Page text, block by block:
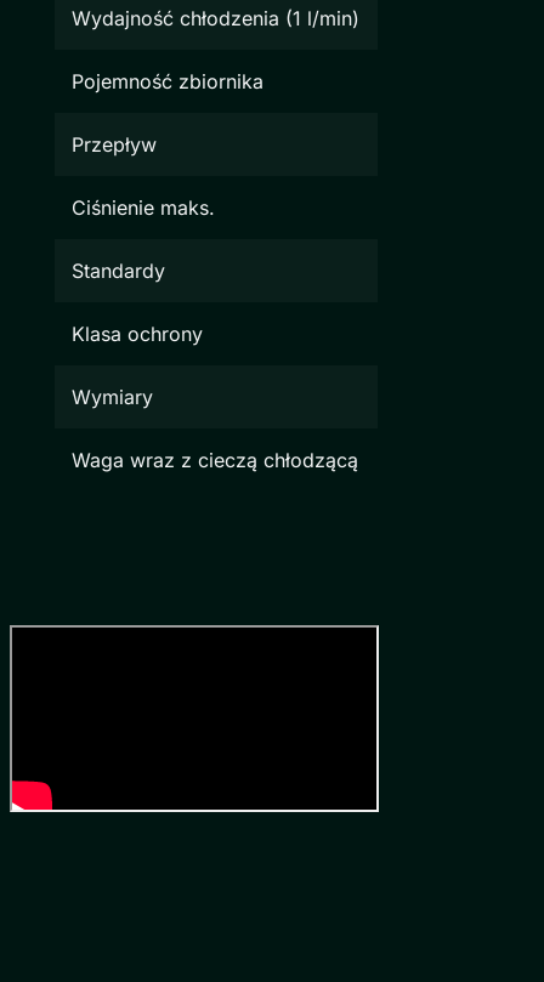
Wydajność chłodzenia (1 l/min)
Pojemność zbiornika
Przepływ
Ciśnienie maks.
Standardy
Klasa ochrony
Wymiary
Waga wraz z cieczą chłodzącą